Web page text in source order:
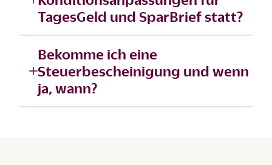
TagesGeld und SparBrief statt?
Bekomme ich eine
Steuerbescheinigung und wenn
ja, wann?